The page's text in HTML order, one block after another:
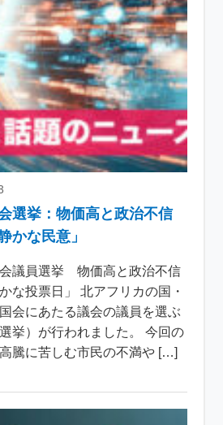
選挙：物価高と政治不信
かな民意」
議員選挙 物価高と政治不信
な投票日」 北アフリカの国・
会にあたる議会の議員を選ぶ
挙）が行われました。 今回の
騰に苦しむ市民の不満や […]